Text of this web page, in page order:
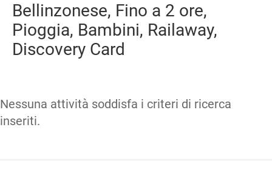
Bellinzonese, Fino a 2 ore,
Pioggia, Bambini, Railaway,
Discovery Card
Nessuna attività soddisfa i criteri di ricerca
inseriti.